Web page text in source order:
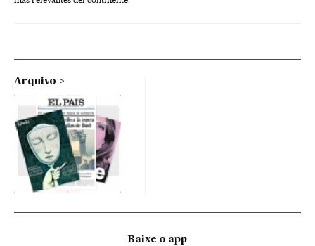
Arquivo
Baixe o app